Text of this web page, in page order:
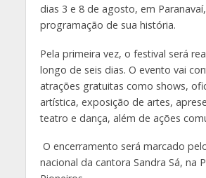
dias 3 e 8 de agosto, em
programação de sua história.
Pela primeira vez, o festival será
longo de seis dias. O evento vai
atrações gratuitas como shows,
artística, exposição de artes,
teatro e dança, além de ações
O encerramento será marcado
nacional da cantora Sandra Sá, na